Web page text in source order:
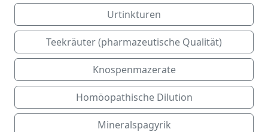
Urtinkturen
Teekräuter (pharmazeutische Qualität)
Knospenmazerate
Homöopathische Dilution
Mineralspagyrik